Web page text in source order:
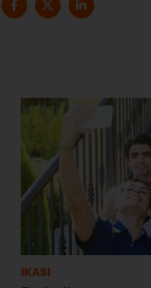
IKASI